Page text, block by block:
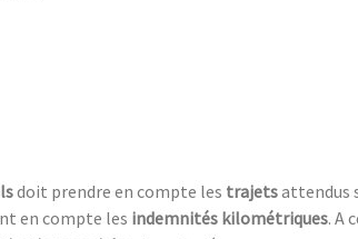
doit prendre en compte les trajetsattendus
en compte les indemnités kilométriques. A